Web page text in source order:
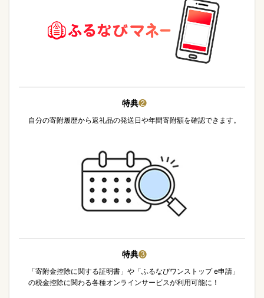
特典❷
自分の寄附履歴から返礼品の発送日や年間寄附額を確認できます。
特典❸
「寄附金控除に関する証明書」や「ふるなびワンストップ e申請」
の税金控除に関わる各種オンラインサービスが利用可能に！